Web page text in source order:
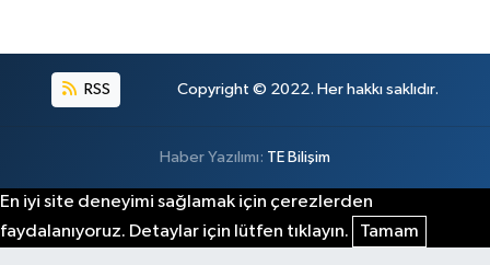
RSS Copyright © 2022. Her hakkı saklıdır.
Haber Yazılımı: TE Bilişim
En iyi site deneyimi sağlamak için çerezlerden
faydalanıyoruz. Detaylar için lütfen tıklayın.
Tamam